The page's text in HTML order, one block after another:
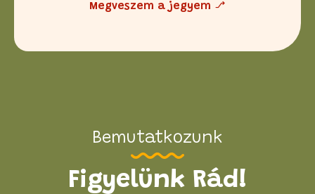
Megveszem a jegyem
Bemutatkozunk
Figyelünk Rád!